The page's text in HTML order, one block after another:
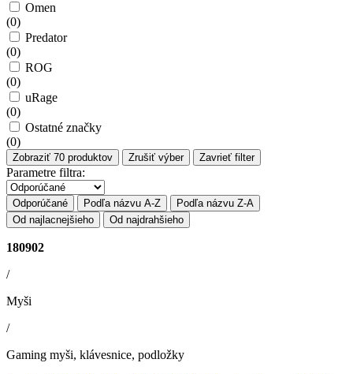
Omen
(0)
Predator
(0)
ROG
(0)
uRage
(0)
Ostatné značky
(0)
Zobraziť 70 produktov Zrušiť výber Zavrieť filter
Parametre filtra:
Odporúčané Podľa názvu A-Z
Podľa názvu Z-A
Od najlacnejšieho
Od najdrahšieho
180902
/
Myši
/
Gaming myši, klávesnice, podložky